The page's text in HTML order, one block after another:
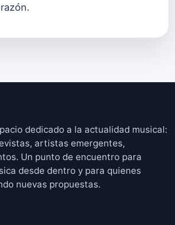
dedicado a la actualidad musical:
artistas emergentes,
Un punto de encuentro para
desde dentro y para quienes
nuevas propuestas.